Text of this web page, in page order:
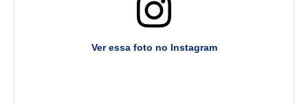
Ver essa foto no Instagram